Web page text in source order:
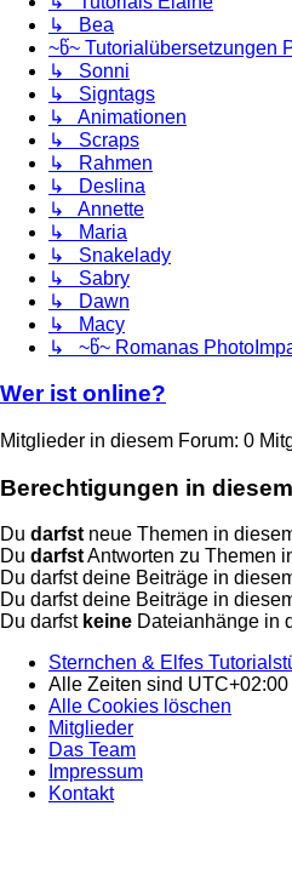
↳ Bea
~წ~ Tutorialübersetzungen
↳ Sonni
↳ Signtags
↳ Animationen
↳ Scraps
↳ Rahmen
↳ Deslina
↳ Annette
↳ Maria
↳ Snakelady
↳ Sabry
↳ Dawn
↳ Macy
↳ ~წ~ Romanas
Wer ist online?
Mitglieder in diesem Forum: 0
Berechtigungen in
Du darfstneue Themen in
Du darfstAntworten zu Themen
Du darfst deine Beiträge in
Du darfst deine Beiträge in
Du darfst keine Dateianhänge in
Sternchen & Elfes
Alle Zeiten sind UTC+02:00
Alle Cookies löschen
Mitglieder
Das Team
Impressum
Kontakt